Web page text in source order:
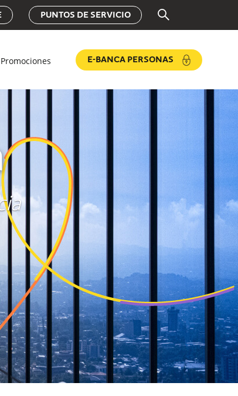
PUNTOS DE SERVICIO
Promociones E-BANCA PERSONAS